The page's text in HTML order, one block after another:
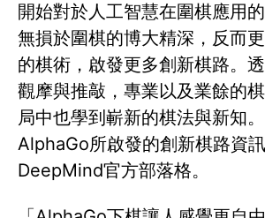
開始對於人工智慧在圍棋應用
無損於圍棋的博大精深，反而
的棋術，啟發更多創新棋路。
觀摩與推敲，專業以及業餘的
局中也學到嶄新的棋法與新知
AlphaGo所啟發的創新棋路資
DeepMind官方部落格。